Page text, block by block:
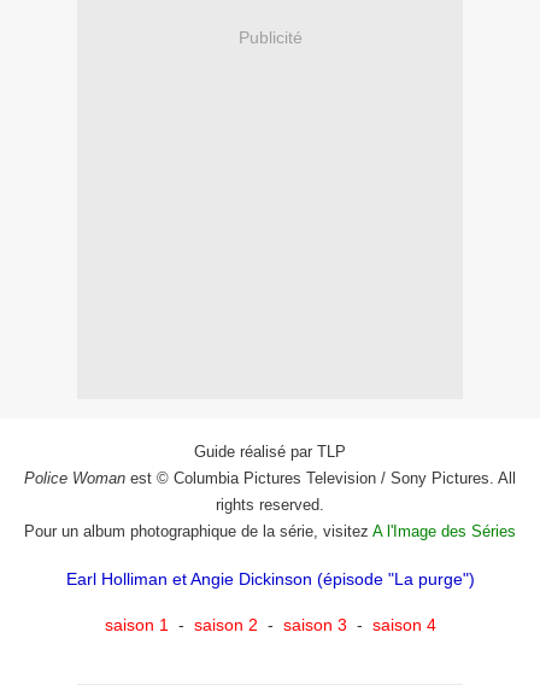
Publicité
Guide réalisé par TLP
Police Woman est © Columbia Pictures Television / Sony Pictures. All
rights reserved.
Pour un album photographique de la série, visitez A l'Image des Séries
Earl Holliman et Angie Dickinson (épisode "La purge")
saison 1 - saison 2 - saison 3 - saison 4